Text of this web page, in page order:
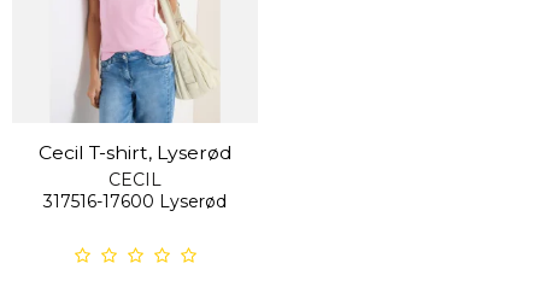
Cecil T-shirt, Lyserød
CECIL
317516-17600 Lyserød